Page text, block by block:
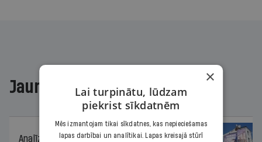
Jaunākajā žurnālā
Analīze
06.08.2026.
×
Lai turpinātu, lūdzam
piekrist sīkdatnēm
Mēs izmantojam tikai sīkdatnes, kas nepieciešamas
lapas darbībai un analītikai. Lapas kreisajā stūrī